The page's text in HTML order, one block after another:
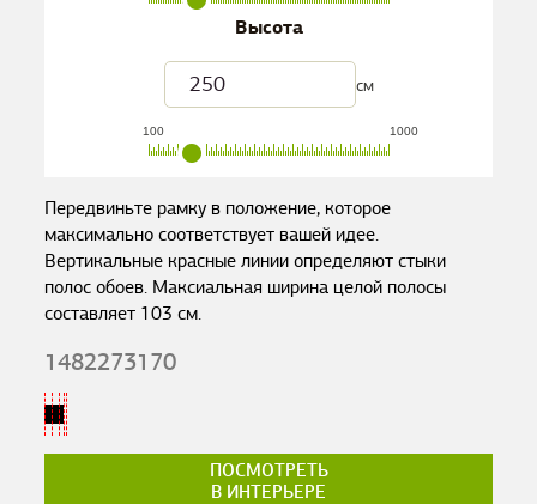
Высота
см
100 1000
Передвиньте рамку в положение, которое
максимально соответствует вашей идее.
Вертикальные красные линии определяют стыки
полос обоев. Максиальная ширина целой полосы
составляет 103 см.
1482273170
ПОСМОТРЕТЬ
В ИНТЕРЬЕРЕ